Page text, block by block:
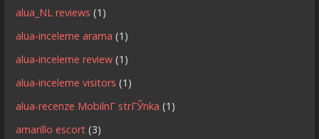
alua_NL reviews (1)
alua-inceleme arama (1)
alua-inceleme review (1)
alua-inceleme visitors (1)
alua-recenze MobilnГ­ strГЎnka (1)
amarillo escort (3)